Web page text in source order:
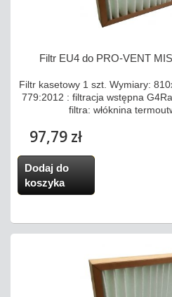
Filtr EU4 do PRO-VENT
Filtr kasetowy 1 szt. Wymiary:
779:2012 : filtracja wstępna
filtra: włóknina
97,79 zł
Dodaj do
koszyka